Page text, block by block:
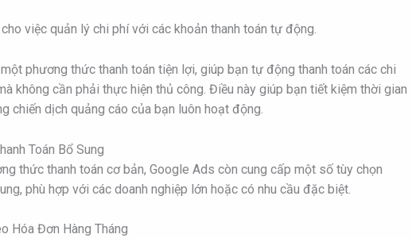
việc quản lý chi phí với các khoản thanh toán tự động.
phương thức thanh toán tiện lợi, giúp bạn tự động thanh toán các chi
không cần phải thực hiện thủ công. Điều này giúp bạn tiết kiệm thời gian
chiến dịch quảng cáo của bạn luôn hoạt động.
Toán Bổ Sung
thức thanh toán cơ bản, Google Ads còn cung cấp một số tùy chọn
phù hợp với các doanh nghiệp lớn hoặc có nhu cầu đặc biệt.
Hóa Đơn Hàng Tháng